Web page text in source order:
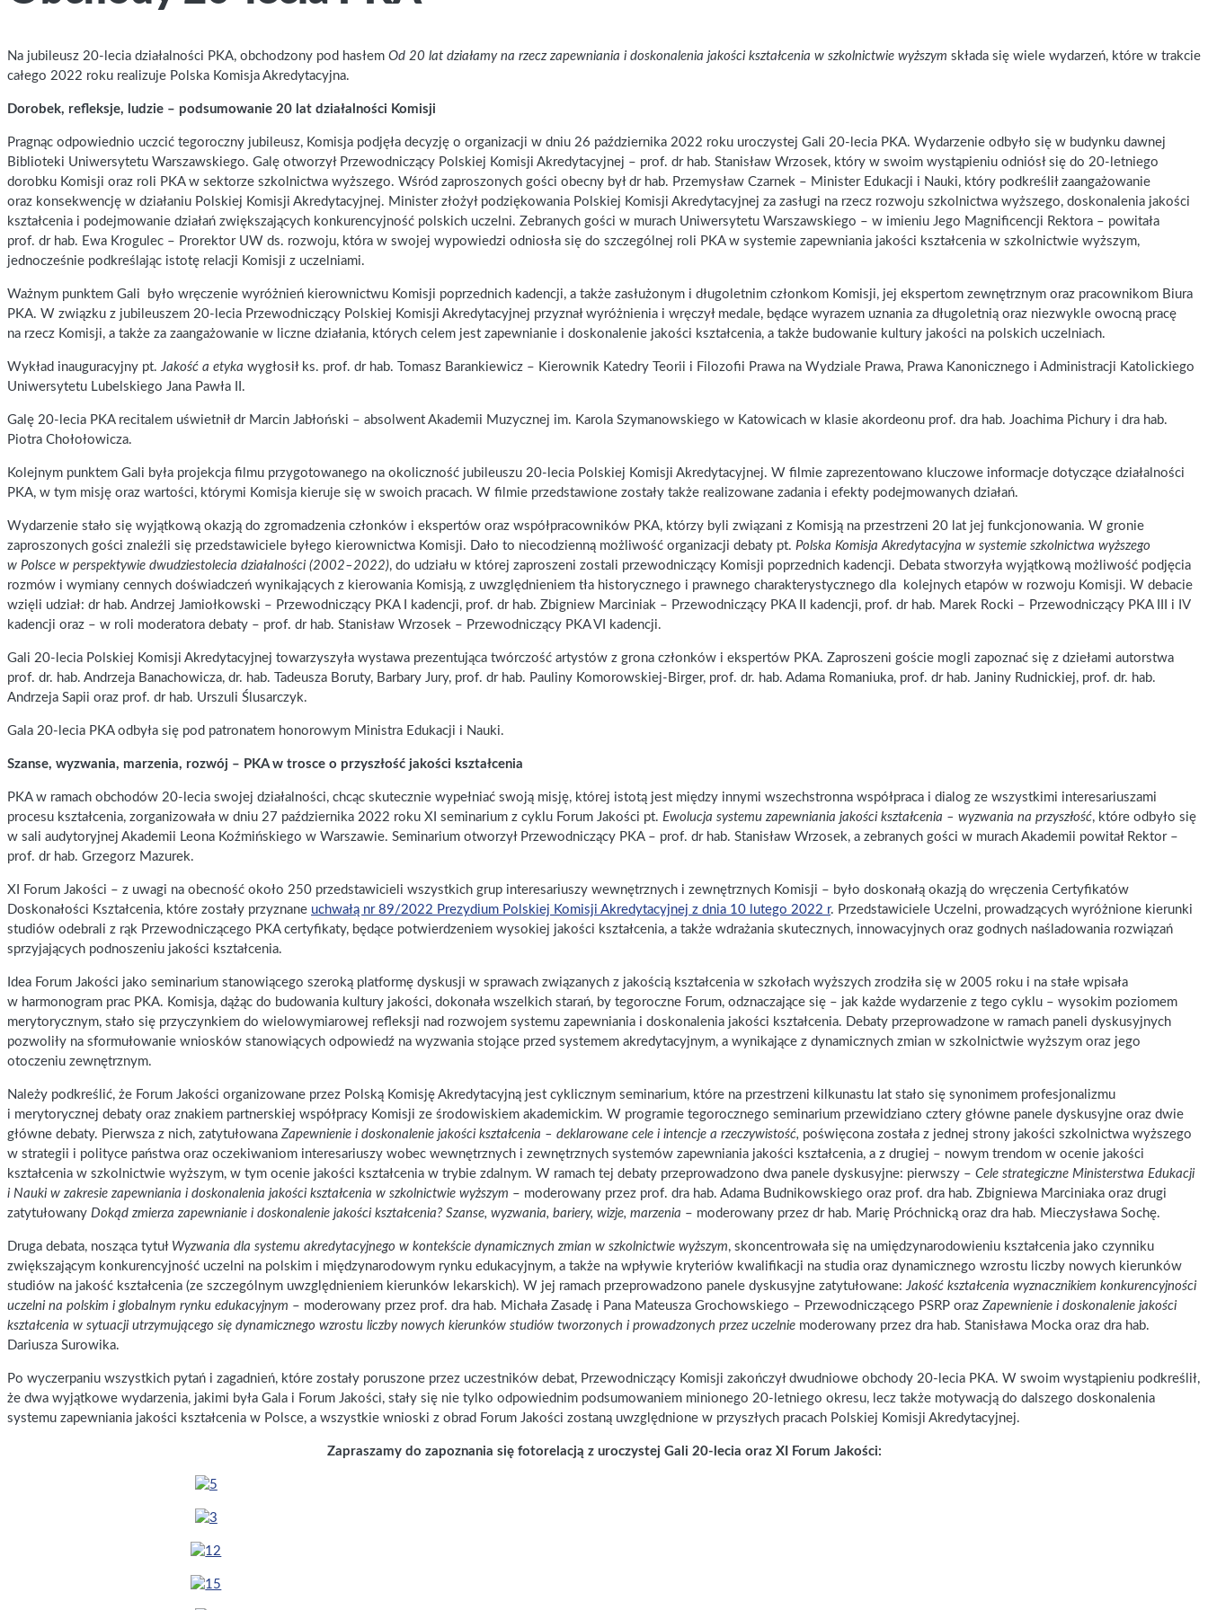
Na jubileusz 20-lecia działalności PKA, obchodzony pod hasłem Od 20 lat działamy na rzecz zapewniania i doskonalenia jakości kształcenia w szkolnictwie wyższym składa się wiele wydarzeń, które w trakcie
całego 2022 roku realizuje Polska Komisja Akredytacyjna.
Dorobek, refleksje, ludzie – podsumowanie 20 lat działalności Komisji
Pragnąc odpowiednio uczcić tegoroczny jubileusz, Komisja podjęła decyzję o organizacji w dniu 26 października 2022 roku uroczystej Gali 20-lecia PKA. Wydarzenie odbyło się w budynku dawnej
Biblioteki Uniwersytetu Warszawskiego. Galę otworzył Przewodniczący Polskiej Komisji Akredytacyjnej – prof. dr hab. Stanisław Wrzosek, który w swoim wystąpieniu odniósł się do 20-letniego
dorobku Komisji oraz roli PKA w sektorze szkolnictwa wyższego. Wśród zaproszonych gości obecny był dr hab. Przemysław Czarnek – Minister Edukacji i Nauki, który podkreślił zaangażowanie
oraz konsekwencję w działaniu Polskiej Komisji Akredytacyjnej. Minister złożył podziękowania Polskiej Komisji Akredytacyjnej za zasługi na rzecz rozwoju szkolnictwa wyższego, doskonalenia jakości
kształcenia i podejmowanie działań zwiększających konkurencyjność polskich uczelni. Zebranych gości w murach Uniwersytetu Warszawskiego – w imieniu Jego Magnificencji Rektora – powitała
prof. dr hab. Ewa Krogulec – Prorektor UW ds. rozwoju, która w swojej wypowiedzi odniosła się do szczególnej roli PKA w systemie zapewniania jakości kształcenia w szkolnictwie wyższym,
jednocześnie podkreślając istotę relacji Komisji z uczelniami.
Ważnym punktem Gali było wręczenie wyróżnień kierownictwu Komisji poprzednich kadencji, a także zasłużonym i długoletnim członkom Komisji, jej ekspertom zewnętrznym oraz pracownikom Biura
PKA. W związku z jubileuszem 20-lecia Przewodniczący Polskiej Komisji Akredytacyjnej przyznał wyróżnienia i wręczył medale, będące wyrazem uznania za długoletnią oraz niezwykle owocną pracę
na rzecz Komisji, a także za zaangażowanie w liczne działania, których celem jest zapewnianie i doskonalenie jakości kształcenia, a także budowanie kultury jakości na polskich uczelniach.
Wykład inauguracyjny pt. Jakość a etyka wygłosił ks. prof. dr hab. Tomasz Barankiewicz – Kierownik Katedry Teorii i Filozofii Prawa na Wydziale Prawa, Prawa Kanonicznego i Administracji Katolickiego
Uniwersytetu Lubelskiego Jana Pawła II.
Galę 20-lecia PKA recitalem uświetnił dr Marcin Jabłoński – absolwent Akademii Muzycznej im. Karola Szymanowskiego w Katowicach w klasie akordeonu prof. dra hab. Joachima Pichury i dra hab.
Piotra Chołołowicza.
Kolejnym punktem Gali była projekcja filmu przygotowanego na okoliczność jubileuszu 20-lecia Polskiej Komisji Akredytacyjnej. W filmie zaprezentowano kluczowe informacje dotyczące działalności
PKA, w tym misję oraz wartości, którymi Komisja kieruje się w swoich pracach. W filmie przedstawione zostały także realizowane zadania i efekty podejmowanych działań.
Wydarzenie stało się wyjątkową okazją do zgromadzenia członków i ekspertów oraz współpracowników PKA, którzy byli związani z Komisją na przestrzeni 20 lat jej funkcjonowania. W gronie
zaproszonych gości znaleźli się przedstawiciele byłego kierownictwa Komisji. Dało to niecodzienną możliwość organizacji debaty pt. Polska Komisja Akredytacyjna w systemie szkolnictwa wyższego
w Polsce w perspektywie dwudziestolecia działalności (2002–2022), do udziału w której zaproszeni zostali przewodniczący Komisji poprzednich kadencji. Debata stworzyła wyjątkową możliwość podjęcia
rozmów i wymiany cennych doświadczeń wynikających z kierowania Komisją, z uwzględnieniem tła historycznego i prawnego charakterystycznego dla kolejnych etapów w rozwoju Komisji. W debacie
wzięli udział: dr hab. Andrzej Jamiołkowski – Przewodniczący PKA I kadencji, prof. dr hab. Zbigniew Marciniak – Przewodniczący PKA II kadencji, prof. dr hab. Marek Rocki – Przewodniczący PKA III i IV
kadencji oraz – w roli moderatora debaty – prof. dr hab. Stanisław Wrzosek – Przewodniczący PKA VI kadencji.
Gali 20-lecia Polskiej Komisji Akredytacyjnej towarzyszyła wystawa prezentująca twórczość artystów z grona członków i ekspertów PKA. Zaproszeni goście mogli zapoznać się z dziełami autorstwa
prof. dr. hab. Andrzeja Banachowicza, dr. hab. Tadeusza Boruty, Barbary Jury, prof. dr hab. Pauliny Komorowskiej-Birger, prof. dr. hab. Adama Romaniuka, prof. dr hab. Janiny Rudnickiej, prof. dr. hab.
Andrzeja Sapii oraz prof. dr hab. Urszuli Ślusarczyk.
Gala 20-lecia PKA odbyła się pod patronatem honorowym Ministra Edukacji i Nauki.
Szanse, wyzwania, marzenia, rozwój – PKA w trosce o przyszłość jakości kształcenia
PKA w ramach obchodów 20-lecia swojej działalności, chcąc skutecznie wypełniać swoją misję, której istotą jest między innymi wszechstronna współpraca i dialog ze wszystkimi interesariuszami
procesu kształcenia, zorganizowała w dniu 27 października 2022 roku XI seminarium z cyklu Forum Jakości pt. Ewolucja systemu zapewniania jakości kształcenia – wyzwania na przyszłość, które odbyło się
w sali audytoryjnej Akademii Leona Koźmińskiego w Warszawie. Seminarium otworzył Przewodniczący PKA – prof. dr hab. Stanisław Wrzosek, a zebranych gości w murach Akademii powitał Rektor –
prof. dr hab. Grzegorz Mazurek.
XI Forum Jakości – z uwagi na obecność około 250 przedstawicieli wszystkich grup interesariuszy wewnętrznych i zewnętrznych Komisji – było doskonałą okazją do wręczenia Certyfikatów
Doskonałości Kształcenia, które zostały przyznane uchwałą nr 89/2022 Prezydium Polskiej Komisji Akredytacyjnej z dnia 10 lutego 2022 r. Przedstawiciele Uczelni, prowadzących wyróżnione kierunki
studiów odebrali z rąk Przewodniczącego PKA certyfikaty, będące potwierdzeniem wysokiej jakości kształcenia, a także wdrażania skutecznych, innowacyjnych oraz godnych naśladowania rozwiązań
sprzyjających podnoszeniu jakości kształcenia.
Idea Forum Jakości jako seminarium stanowiącego szeroką platformę dyskusji w sprawach związanych z jakością kształcenia w szkołach wyższych zrodziła się w 2005 roku i na stałe wpisała
w harmonogram prac PKA. Komisja, dążąc do budowania kultury jakości, dokonała wszelkich starań, by tegoroczne Forum, odznaczające się – jak każde wydarzenie z tego cyklu – wysokim poziomem
merytorycznym, stało się przyczynkiem do wielowymiarowej refleksji nad rozwojem systemu zapewniania i doskonalenia jakości kształcenia. Debaty przeprowadzone w ramach paneli dyskusyjnych
pozwoliły na sformułowanie wniosków stanowiących odpowiedź na wyzwania stojące przed systemem akredytacyjnym, a wynikające z dynamicznych zmian w szkolnictwie wyższym oraz jego
otoczeniu zewnętrznym.
Należy podkreślić, że Forum Jakości organizowane przez Polską Komisję Akredytacyjną jest cyklicznym seminarium, które na przestrzeni kilkunastu lat stało się synonimem profesjonalizmu
i merytorycznej debaty oraz znakiem partnerskiej współpracy Komisji ze środowiskiem akademickim. W programie tegorocznego seminarium przewidziano cztery główne panele dyskusyjne oraz dwie
główne debaty. Pierwsza z nich, zatytułowana Zapewnienie i doskonalenie jakości kształcenia – deklarowane cele i intencje a rzeczywistość, poświęcona została z jednej strony jakości szkolnictwa wyższego
w strategii i polityce państwa oraz oczekiwaniom interesariuszy wobec wewnętrznych i zewnętrznych systemów zapewniania jakości kształcenia, a z drugiej – nowym trendom w ocenie jakości
kształcenia w szkolnictwie wyższym, w tym ocenie jakości kształcenia w trybie zdalnym. W ramach tej debaty przeprowadzono dwa panele dyskusyjne: pierwszy – Cele strategiczne Ministerstwa Edukacji
i Nauki w zakresie zapewniania i doskonalenia jakości kształcenia w szkolnictwie wyższym – moderowany przez prof. dra hab. Adama Budnikowskiego oraz prof. dra hab. Zbigniewa Marciniaka oraz drugi
zatytułowany Dokąd zmierza zapewnianie i doskonalenie jakości kształcenia? Szanse, wyzwania, bariery, wizje, marzenia – moderowany przez dr hab. Marię Próchnicką oraz dra hab. Mieczysława Sochę.
Druga debata, nosząca tytuł Wyzwania dla systemu akredytacyjnego w kontekście dynamicznych zmian w szkolnictwie wyższym, skoncentrowała się na umiędzynarodowieniu kształcenia jako czynniku
zwiększającym konkurencyjność uczelni na polskim i międzynarodowym rynku edukacyjnym, a także na wpływie kryteriów kwalifikacji na studia oraz dynamicznego wzrostu liczby nowych kierunków
studiów na jakość kształcenia (ze szczególnym uwzględnieniem kierunków lekarskich). W jej ramach przeprowadzono panele dyskusyjne zatytułowane: Jakość kształcenia wyznacznikiem konkurencyjności
uczelni na polskim i globalnym rynku edukacyjnym – moderowany przez prof. dra hab. Michała Zasadę i Pana Mateusza Grochowskiego – Przewodniczącego PSRP oraz Zapewnienie i doskonalenie jakości
kształcenia w sytuacji utrzymującego się dynamicznego wzrostu liczby nowych kierunków studiów tworzonych i prowadzonych przez uczelnie moderowany przez dra hab. Stanisława Mocka oraz dra hab.
Dariusza Surowika.
Po wyczerpaniu wszystkich pytań i zagadnień, które zostały poruszone przez uczestników debat, Przewodniczący Komisji zakończył dwudniowe obchody 20-lecia PKA. W swoim wystąpieniu podkreślił,
że dwa wyjątkowe wydarzenia, jakimi była Gala i Forum Jakości, stały się nie tylko odpowiednim podsumowaniem minionego 20-letniego okresu, lecz także motywacją do dalszego doskonalenia
systemu zapewniania jakości kształcenia w Polsce, a wszystkie wnioski z obrad Forum Jakości zostaną uwzględnione w przyszłych pracach Polskiej Komisji Akredytacyjnej.
Zapraszamy do zapoznania się fotorelacją z uroczystej Gali 20-lecia oraz XI Forum Jakości: